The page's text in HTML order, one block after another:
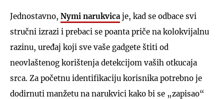
Jednostavno, Nymi narukvica je, kad se odbace svi
stručni izrazi i prebaci se poanta priče na kolokvijalnu
razinu, uređaj koji sve vaše gadgete štiti od
neovlaštenog korištenja detekcijom vaših otkucaja
srca. Za početnu identifikaciju korisnika potrebno je
dodirnuti manžetu na narukvici kako bi se „zapisao“